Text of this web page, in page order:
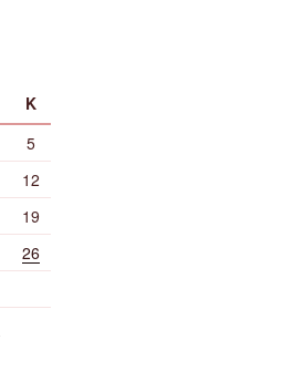
Κ
5
12
19
26